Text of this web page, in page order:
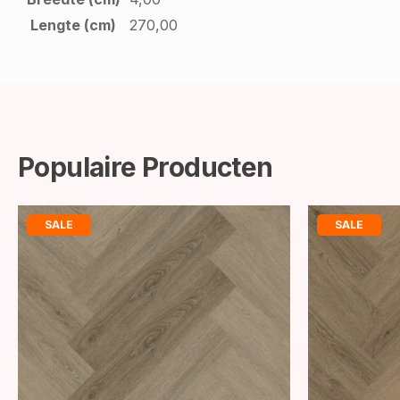
Lengte (cm)
270,00
Populaire Producten
SALE SALE